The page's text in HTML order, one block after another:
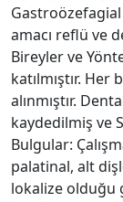
Gastroözefagial
amacı reflü ve
Bireyler ve
katılmıştır.
alınmıştır.
kaydedilmiş ve
Bulgular:
palatinal, alt
lokalize olduğu